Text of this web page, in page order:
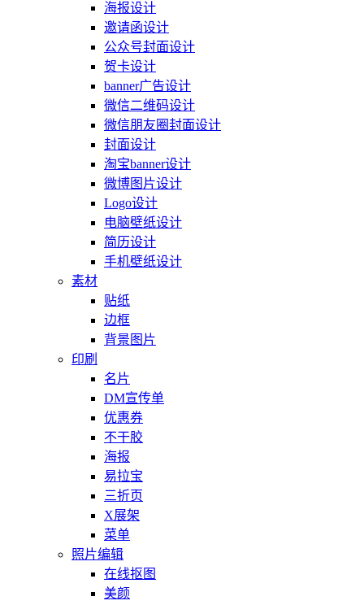
海报设计
邀请函设计
公众号封面设计
贺卡设计
banner广告设计
微信二维码设计
微信朋友圈封面设计
封面设计
淘宝banner设计
微博图片设计
Logo设计
电脑壁纸设计
简历设计
手机壁纸设计
素材
贴纸
边框
背景图片
印刷
名片
DM宣传单
优惠券
不干胶
海报
易拉宝
三折页
X展架
菜单
照片编辑
在线抠图
美颜